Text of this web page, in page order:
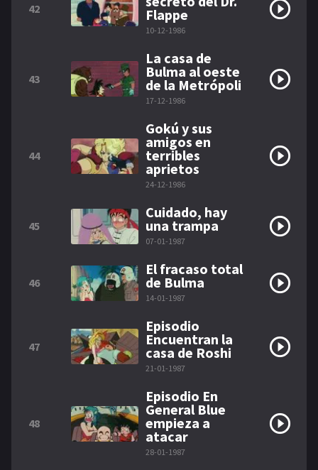
42 Flappe
10-12-1986
43
La casa de
Bulma al oeste
de la Metrópoli
17-12-1986
44
Gokú y sus
amigos en
terribles
aprietos
24-12-1986
45
Cuidado, hay
una trampa
07-01-1987
46
El fracaso total
de Bulma
14-01-1987
47
Episodio
Encuentran la
casa de Roshi
21-01-1987
48
Episodio En
General Blue
empieza a
atacar
28-01-1987